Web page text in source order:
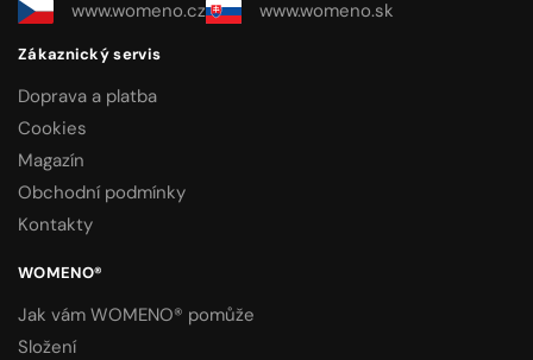
www.womeno.cz www.womeno.sk
Zákaznický servis
Doprava a platba
Cookies
Magazín
Obchodní podmínky
Kontakty
WOMENO®
Jak vám WOMENO® pomůže
Složení